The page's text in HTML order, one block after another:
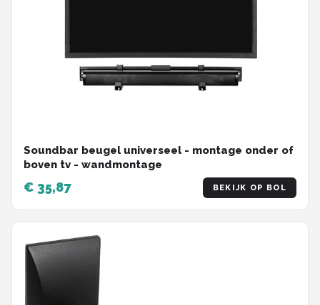
Soundbar beugel universeel - montage onder of
boven tv - wandmontage
€ 35,87 BEKIJK OP BOL